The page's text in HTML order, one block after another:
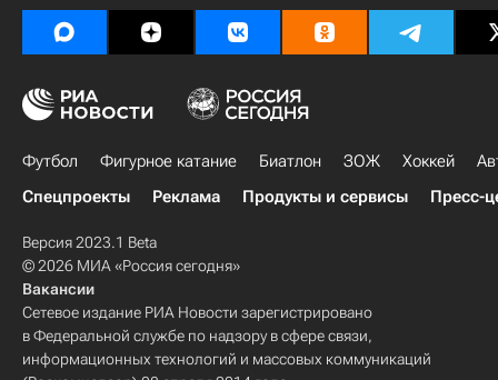
Футбол Фигурное катание Биатлон ЗОЖ Хоккей
Спецпроекты
Реклама Продукты и сервисы Пресс-
Версия 2023.1 Beta
© 2026 МИА «Россия сегодня»
Вакансии
Сетевое издание РИА Новости зарегистрировано
в Федеральной службе по надзору в сфере связи,
информационных технологий и массовых коммуникаций